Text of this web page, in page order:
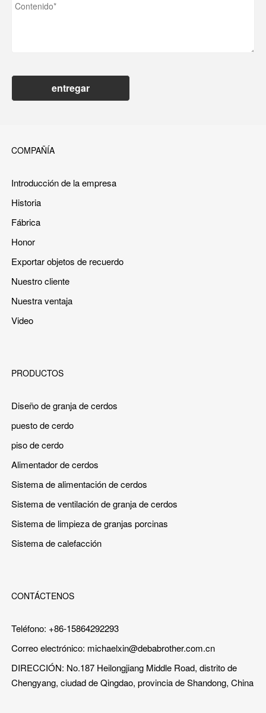
entregar
COMPAÑÍA
Introducción de la empresa
Historia
Fábrica
Honor
Exportar objetos de recuerdo
Nuestro cliente
Nuestra ventaja
Video
PRODUCTOS
Diseño de granja de cerdos
puesto de cerdo
piso de cerdo
Alimentador de cerdos
Sistema de alimentación de cerdos
Sistema de ventilación de granja de cerdos
Sistema de limpieza de granjas porcinas
Sistema de calefacción
CONTÁCTENOS
Teléfono: +86-15864292293
Correo electrónico: michaelxin@debabrother.com.cn
DIRECCIÓN: No.187 Heilongjiang Middle Road, distrito de
Chengyang, ciudad de Qingdao, provincia de Shandong, China